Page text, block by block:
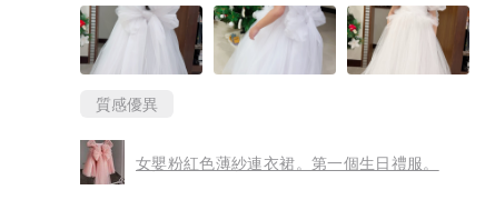
質感優異
女嬰粉紅色薄紗連衣裙。第一個生日禮服。